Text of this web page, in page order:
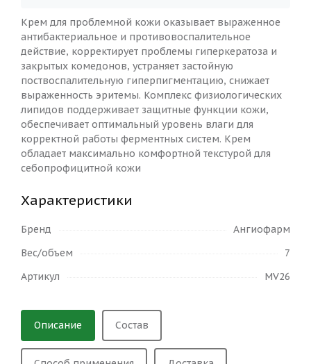
Крем для проблемной кожи оказывает выраженное
антибактериальное и противовоспалительное
действие, корректирует проблемы гиперкератоза и
закрытых комедонов, устраняет застойную
поствоспалительную гиперпигментацию, снижает
выраженность эритемы. Комплекс физиологических
липидов поддерживает защитные функции кожи,
обеспечивает оптимальный уровень влаги для
корректной работы ферментных систем. Крем
обладает максимально комфортной текстурой для
себопрофицитной кожи
Характеристики
Бренд
Ангиофарм
Вес/объем
7
Артикул
MV26
Описание Состав